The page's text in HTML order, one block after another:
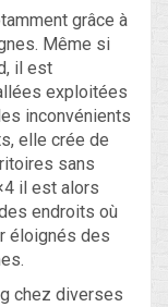
grâce à
Même si
il est
exploitées
inconvénients
elle crée de
sans
il est alors
endroits où
éloignés des
chez diverses